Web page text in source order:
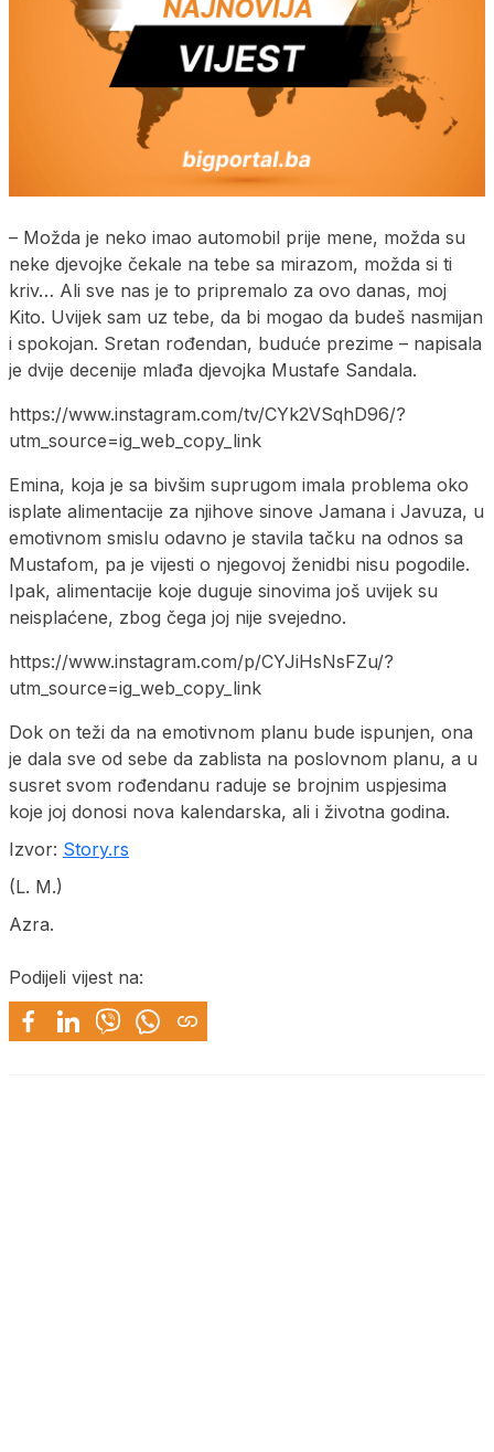
– Možda je neko imao automobil prije mene, možda su
neke djevojke čekale na tebe sa mirazom, možda si ti
kriv… Ali sve nas je to pripremalo za ovo danas, moj
Kito. Uvijek sam uz tebe, da bi mogao da budeš nasmijan
i spokojan. Sretan rođendan, buduće prezime – napisala
je dvije decenije mlađa djevojka Mustafe Sandala.
https://www.instagram.com/tv/CYk2VSqhD96/?
utm_source=ig_web_copy_link
Emina, koja je sa bivšim suprugom imala problema oko
isplate alimentacije za njihove sinove Jamana i Javuza, u
emotivnom smislu odavno je stavila tačku na odnos sa
Mustafom, pa je vijesti o njegovoj ženidbi nisu pogodile.
Ipak, alimentacije koje duguje sinovima još uvijek su
neisplaćene, zbog čega joj nije svejedno.
https://www.instagram.com/p/CYJiHsNsFZu/?
utm_source=ig_web_copy_link
Dok on teži da na emotivnom planu bude ispunjen, ona
je dala sve od sebe da zablista na poslovnom planu, a u
susret svom rođendanu raduje se brojnim uspjesima
koje joj donosi nova kalendarska, ali i životna godina.
Izvor: Story.rs
(L. M.)
Azra.
Podijeli vijest na: